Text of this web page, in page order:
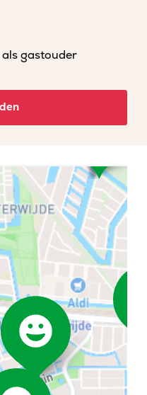
gastouder